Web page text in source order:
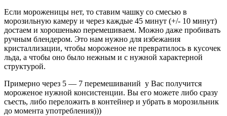
Если мороженицы нет, то ставим чашку со смесью в
морозильную камеру и через каждые 45 минут (+/- 10 минут)
достаем и хорошенько перемешиваем. Можно даже пробивать
ручным блендером. Это нам нужно для избежания
кристаллизации, чтобы мороженое не превратилось в кусочек
льда, а чтобы оно было нежным и с нужной характерной
структурой.
Примерно через 5 — 7 перемешиваний у Вас получится
мороженое нужной консистенции. Вы его можете либо сразу
съесть, либо переложить в контейнер и убрать в морозильник
до момента употребления)))